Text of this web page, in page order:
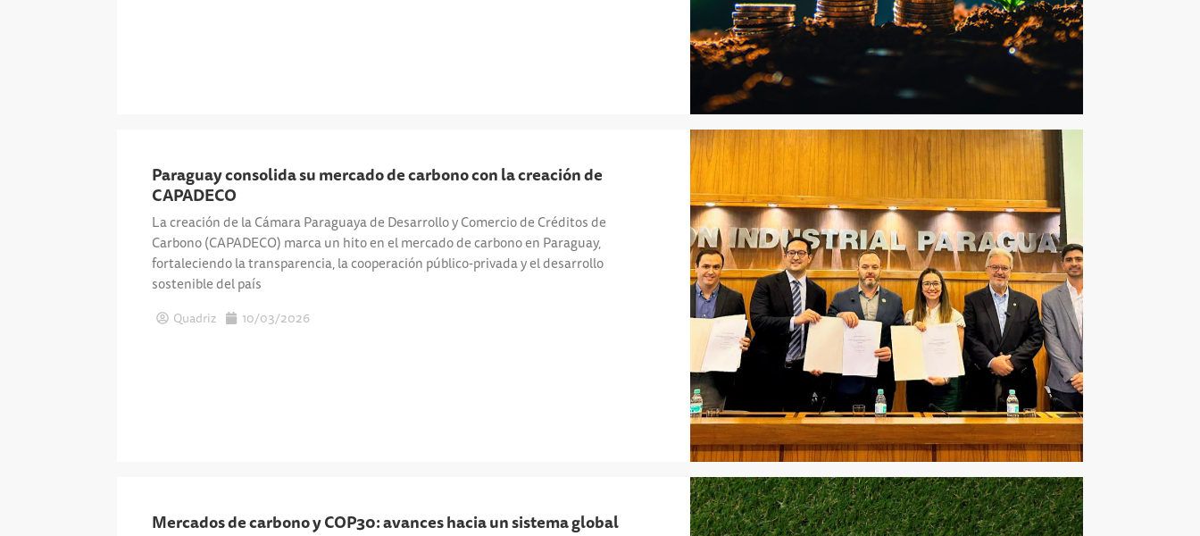
Paraguay consolida su mercado de carbono con la creación de
CAPADECO
La creación de la Cámara Paraguaya de Desarrollo y Comercio de Créditos de
Carbono (CAPADECO) marca un hito en el mercado de carbono en Paraguay,
fortaleciendo la transparencia, la cooperación público-privada y el desarrollo
sostenible del país
Quadriz 10/03/2026
Mercados de carbono y COP30: avances hacia un sistema global